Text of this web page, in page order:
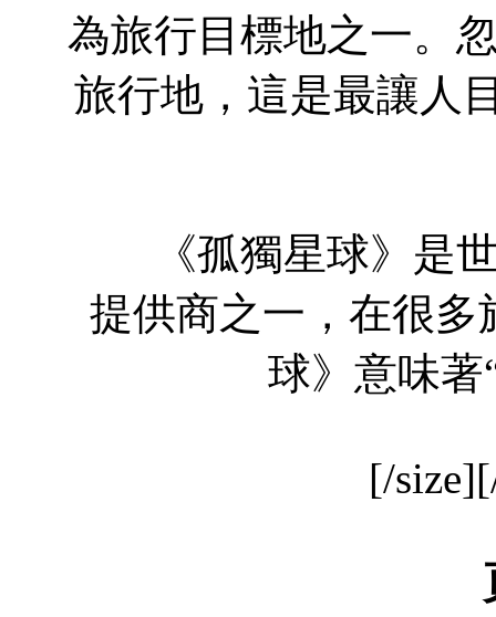
為旅行目標地之一。
旅行地，這是最讓人
《孤獨星球》是世
提供商之一，在很
球》意味著
[/